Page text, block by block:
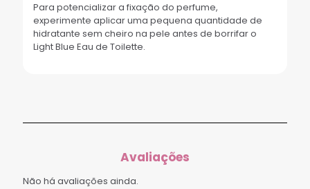
Para potencializar a fixação do perfume,
experimente aplicar uma pequena quantidade de
hidratante sem cheiro na pele antes de borrifar o
Light Blue Eau de Toilette.
Avaliações
Não há avaliações ainda.